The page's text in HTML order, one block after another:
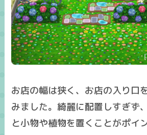
お店の幅は狭く、お店の入り口
みました。綺麗に配置しすぎず
と小物や植物を置くことがポイ